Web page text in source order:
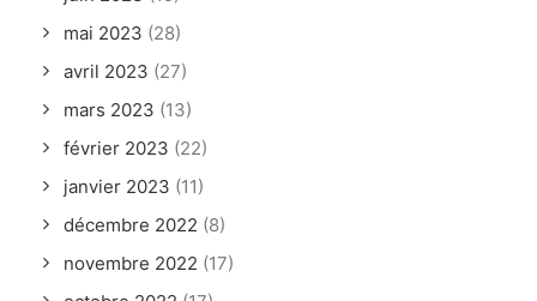
mai 2023 (28)
avril 2023 (27)
mars 2023 (13)
février 2023 (22)
janvier 2023 (11)
décembre 2022 (8)
novembre 2022 (17)